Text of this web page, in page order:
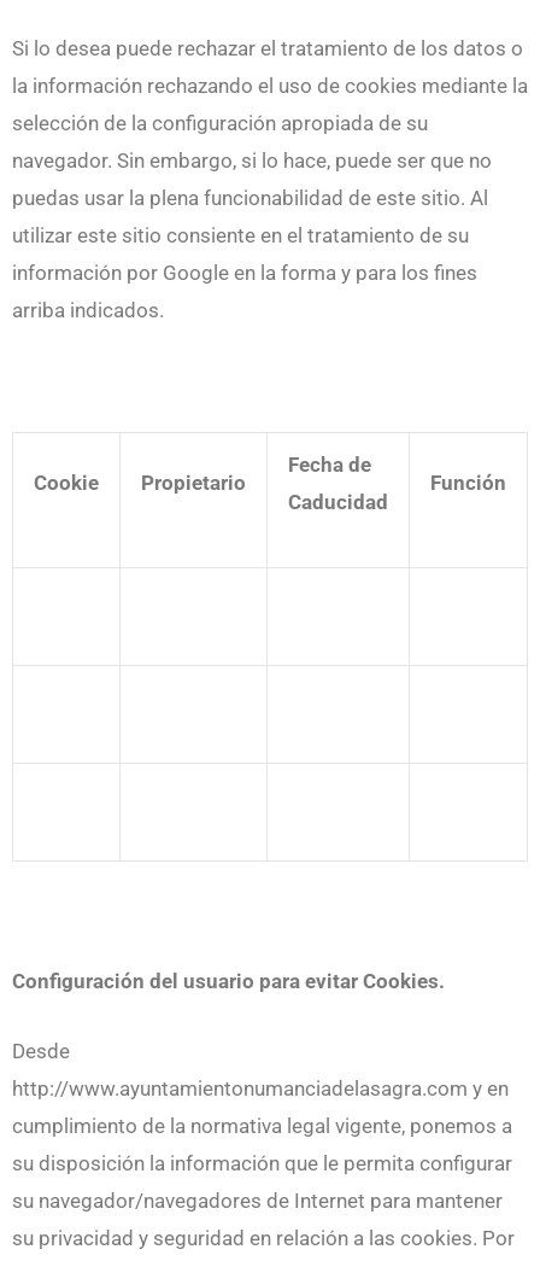
Si lo desea puede rechazar el tratamiento de los datos o
la información rechazando el uso de cookies mediante la
selección de la configuración apropiada de su
navegador. Sin embargo, si lo hace, puede ser que no
puedas usar la plena funcionabilidad de este sitio. Al
utilizar este sitio consiente en el tratamiento de su
información por Google en la forma y para los fines
arriba indicados.
Cookie Propietario
Fecha de
Caducidad
Función
Configuración del usuario para evitar Cookies.
Desde
http://www.ayuntamientonumanciadelasagra.com y en
cumplimiento de la normativa legal vigente, ponemos a
su disposición la información que le permita configurar
su navegador/navegadores de Internet para mantener
su privacidad y seguridad en relación a las cookies. Por